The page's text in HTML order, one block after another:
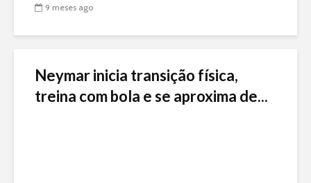
9 meses ago
Neymar inicia transição física,
treina com bola e se aproxima de...